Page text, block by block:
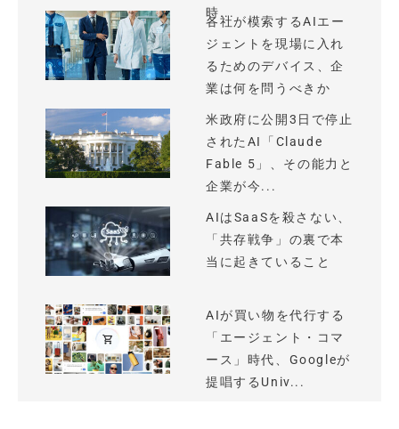
時...
各社が模索するAIエー
ジェントを現場に入れ
るためのデバイス、企
業は何を問うべきか
米政府に公開3日で停止
されたAI「Claude
Fable 5」、その能力と
企業が今...
AIはSaaSを殺さない、
「共存戦争」の裏で本
当に起きていること
AIが買い物を代行する
「エージェント・コマ
ース」時代、Googleが
提唱するUniv...